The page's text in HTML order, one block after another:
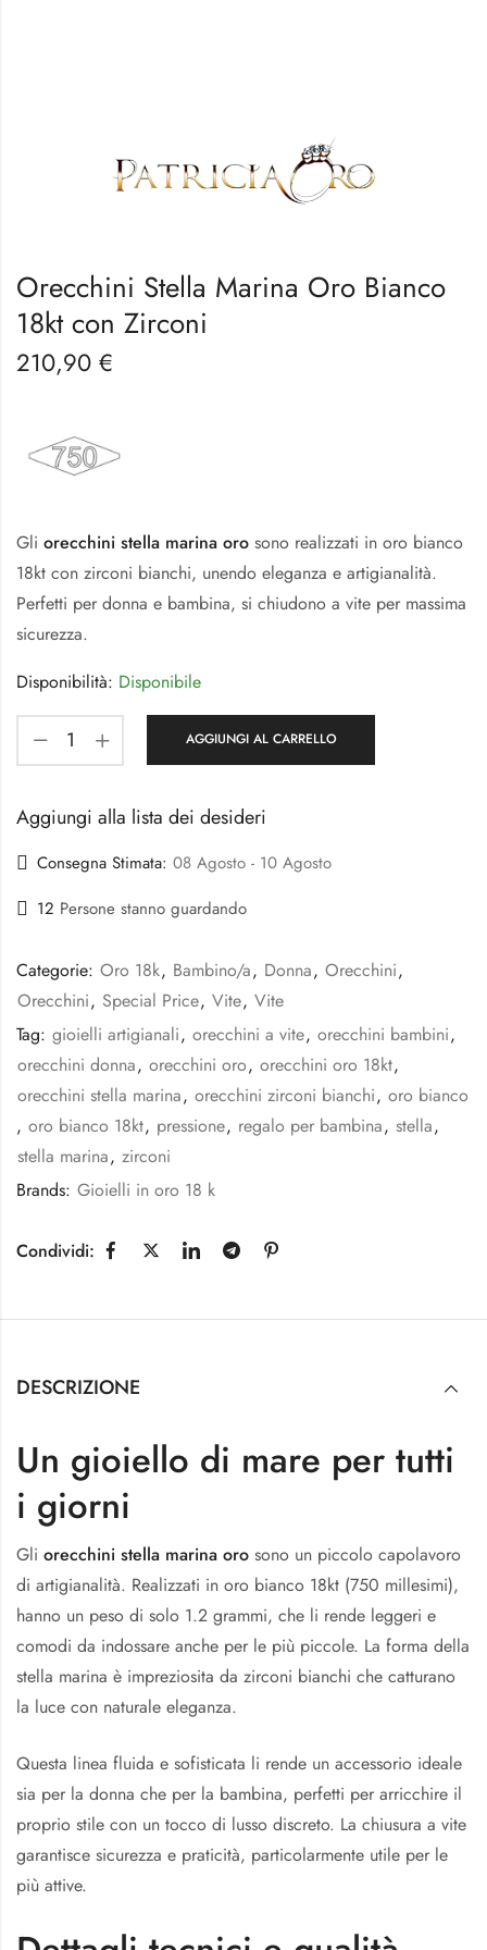
Orecchini Stella Marina Oro Bianco
18kt con Zirconi
210,90 €
Gli orecchini stella marina oro sono realizzati in oro bianco
18kt con zirconi bianchi, unendo eleganza e artigianalità.
Perfetti per donna e bambina, si chiudono a vite per massima
sicurezza.
Disponibilità: Disponibile
AGGIUNGI AL CARRELLO
Aggiungi alla lista dei desideri
Consegna Stimata: 08 Agosto - 10 Agosto
12 Persone stanno guardando
Categorie: Oro 18k, Bambino/a, Donna, Orecchini,
Orecchini, Special Price, Vite, Vite
Tag: gioielli artigianali, orecchini a vite, orecchini bambini,
orecchini donna, orecchini oro, orecchini oro 18kt,
orecchini stella marina, orecchini zirconi bianchi, oro bianco
, oro bianco 18kt, pressione, regalo per bambina, stella,
stella marina, zirconi
Brands: Gioielli in oro 18 k
Condividi:
DESCRIZIONE
Un gioiello di mare per tutti
i giorni
Gli orecchini stella marina oro sono un piccolo capolavoro
di artigianalità. Realizzati in oro bianco 18kt (750 millesimi),
hanno un peso di solo 1.2 grammi, che li rende leggeri e
comodi da indossare anche per le più piccole. La forma della
stella marina è impreziosita da zirconi bianchi che catturano
la luce con naturale eleganza.
Questa linea fluida e sofisticata li rende un accessorio ideale
sia per la donna che per la bambina, perfetti per arricchire il
proprio stile con un tocco di lusso discreto. La chiusura a vite
garantisce sicurezza e praticità, particolarmente utile per le
più attive.